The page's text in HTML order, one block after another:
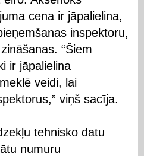
cena ir jāpalielina,
inspektoru,
“Šiem
ir jāpalielina
veidi, lai
viņš sacīja.
tehnisko datu
numuru